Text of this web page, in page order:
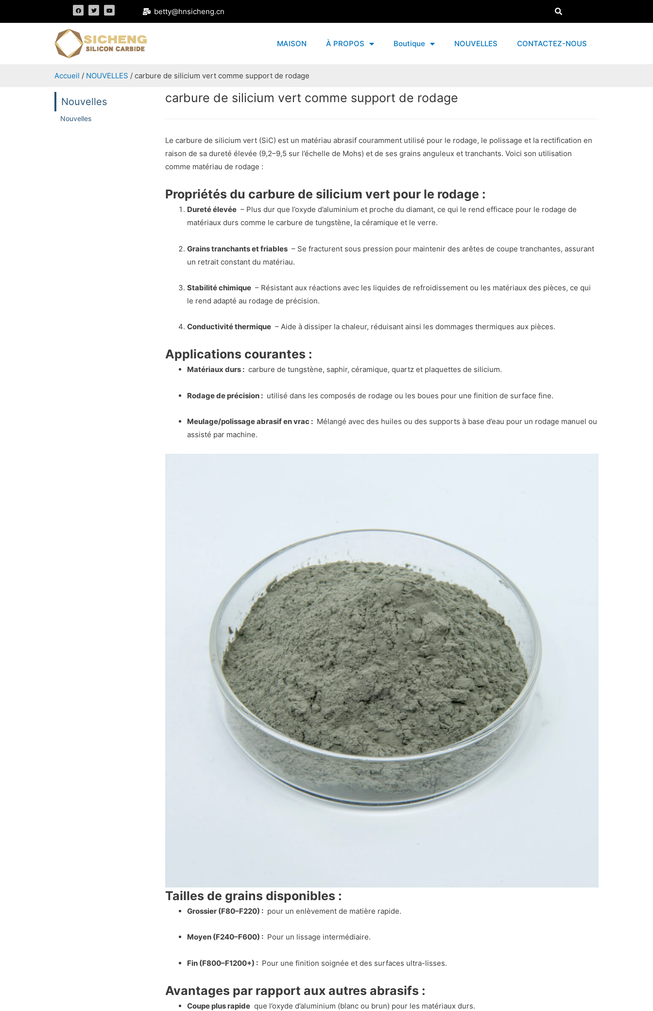
betty@hnsicheng.cn
MAISON À PROPOS Boutique NOUVELLES CONTACTEZ-NOUS
Accueil / NOUVELLES / carbure de silicium vert comme support de rodage
Nouvelles
Nouvelles
carbure de silicium vert comme support de rodage
Le carbure de silicium vert (SiC) est un matériau abrasif couramment utilisé pour le rodage, le polissage et la rectification en
raison de sa dureté élevée (9,2–9,5 sur l’échelle de Mohs) et de ses grains anguleux et tranchants. Voici son utilisation
comme matériau de rodage :
Propriétés du carbure de silicium vert pour le rodage :
Dureté élevée – Plus dur que l’oxyde d’aluminium et proche du diamant, ce qui le rend efficace pour le rodage de
matériaux durs comme le carbure de tungstène, la céramique et le verre.
Grains tranchants et friables – Se fracturent sous pression pour maintenir des arêtes de coupe tranchantes, assurant
un retrait constant du matériau.
Stabilité chimique – Résistant aux réactions avec les liquides de refroidissement ou les matériaux des pièces, ce qui
le rend adapté au rodage de précision.
Conductivité thermique – Aide à dissiper la chaleur, réduisant ainsi les dommages thermiques aux pièces.
Applications courantes :
Matériaux durs : carbure de tungstène, saphir, céramique, quartz et plaquettes de silicium.
Rodage de précision : utilisé dans les composés de rodage ou les boues pour une finition de surface fine.
Meulage/polissage abrasif en vrac : Mélangé avec des huiles ou des supports à base d’eau pour un rodage manuel ou
assisté par machine.
Tailles de grains disponibles :
Grossier (F80–F220) : pour un enlèvement de matière rapide.
Moyen (F240–F600) : Pour un lissage intermédiaire.
Fin (F800–F1200+) : Pour une finition soignée et des surfaces ultra-lisses.
Avantages par rapport aux autres abrasifs :
Coupe plus rapide que l’oxyde d’aluminium (blanc ou brun) pour les matériaux durs.